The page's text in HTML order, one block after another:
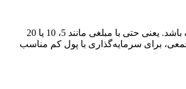
یادگیری اصول سرمایه گذاری از مهمترین موارد در زمینه مدیریت مالی است. سرمایه گذاری طبق دانش و تجربه بسیاری از بزرگان این حوزه، باید با مبالغ کوچک باشد. یعنی حتی با مبلغی مانند 5، 10 یا 20
برای سرمایه‌گذاری با پول کم مناسب